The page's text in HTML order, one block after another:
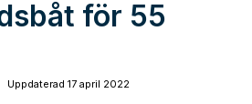
för 55
Uppdaterad 17 april 2022